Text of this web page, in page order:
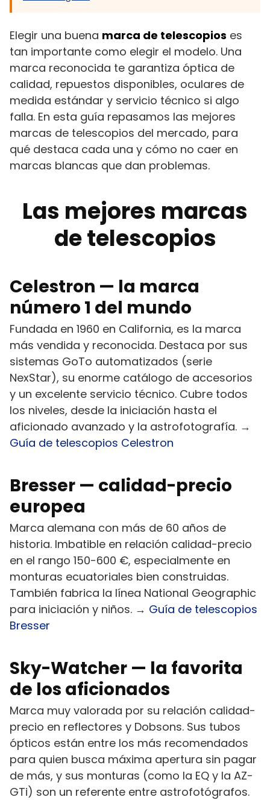
Elegir una buena marca de telescopios es
tan importante como elegir el modelo. Una
marca reconocida te garantiza óptica de
calidad, repuestos disponibles, oculares de
medida estándar y servicio técnico si algo
falla. En esta guía repasamos las mejores
marcas de telescopios del mercado, para
qué destaca cada una y cómo no caer en
marcas blancas que dan problemas.
Las mejores marcas
de telescopios
Celestron — la marca
número 1 del mundo
Fundada en 1960 en California, es la marca
más vendida y reconocida. Destaca por sus
sistemas GoTo automatizados (serie
NexStar), su enorme catálogo de accesorios
y un excelente servicio técnico. Cubre todos
los niveles, desde la iniciación hasta el
aficionado avanzado y la astrofotografía. →
Guía de telescopios Celestron
Bresser — calidad-precio
europea
Marca alemana con más de 60 años de
historia. Imbatible en relación calidad-precio
en el rango 150-600 €, especialmente en
monturas ecuatoriales bien construidas.
También fabrica la línea National Geographic
para iniciación y niños. → Guía de telescopios
Bresser
Sky-Watcher — la favorita
de los aficionados
Marca muy valorada por su relación calidad-
precio en reflectores y Dobsons. Sus tubos
ópticos están entre los más recomendados
para quien busca máxima apertura sin pagar
de más, y sus monturas (como la EQ y la AZ-
GTi) son un referente entre astrofotógrafos.